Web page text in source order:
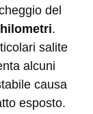
del
.
salite
alcuni
causa
esposto.